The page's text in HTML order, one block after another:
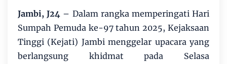
Jambi, J24 – Dalam rangka memperingati Hari
Sumpah Pemuda ke-97 tahun 2025, Kejaksaan
Tinggi (Kejati) Jambi menggelar upacara yang
berlangsung khidmat pada Selasa